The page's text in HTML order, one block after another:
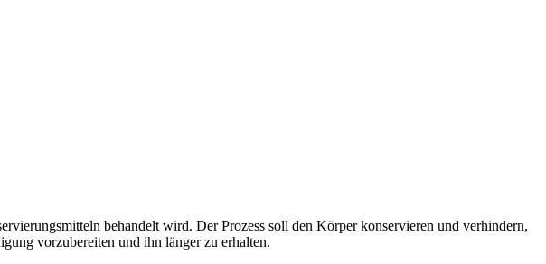
behandelt wird. Der Prozess soll den Körper konservieren und verhindern,
vorzubereiten und ihn länger zu erhalten.